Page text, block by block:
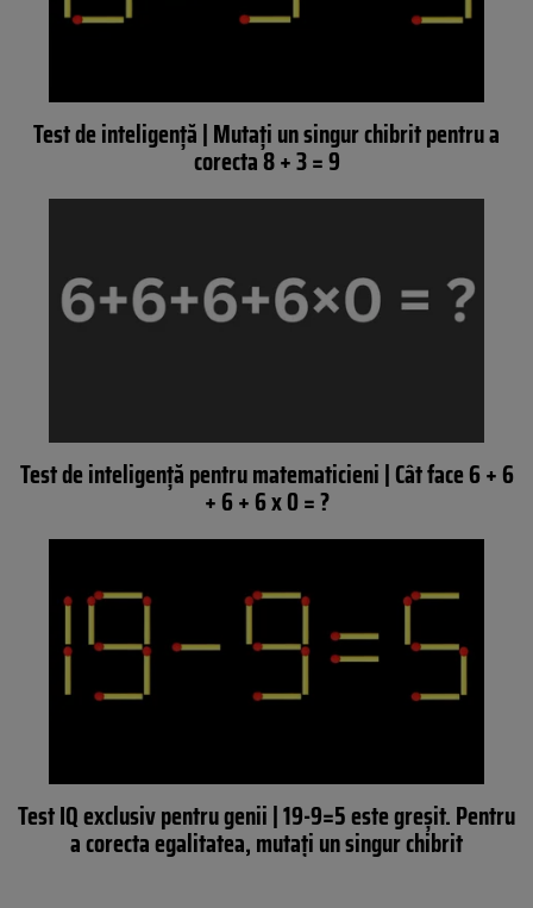
Test de inteligență | Mutați un singur chibrit pentru a
corecta 8 + 3 = 9
Test de inteligență pentru matematicieni | Cât face 6 + 6
+ 6 + 6 x 0 = ?
Test IQ exclusiv pentru genii | 19-9=5 este greșit. Pentru
a corecta egalitatea, mutați un singur chibrit